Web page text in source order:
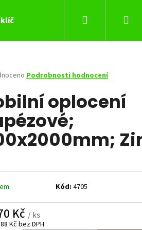
Hledat
Podrobnosti hodnocení
oplocení
Kód: 4705
Kč / ks
Kč bez DPH